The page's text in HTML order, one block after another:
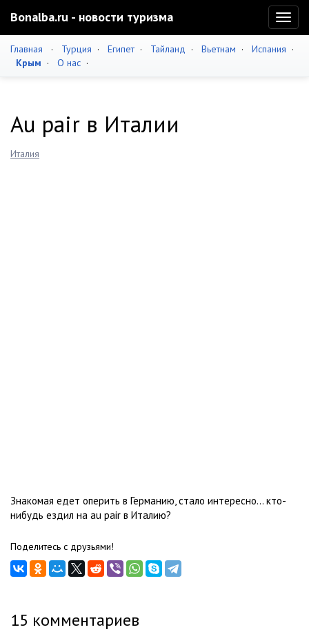
Bonalba.ru - новости туризма
Главная · Турция · Египет· Тайланд · Вьетнам · Испания ·
Крым · О нас ·
Au pair в Италии
Италия
Знакомая едет оперить в Германию, стало интересно... кто-
нибудь ездил на au pair в Италию?
Поделитесь с друзьями!
15 комментариев